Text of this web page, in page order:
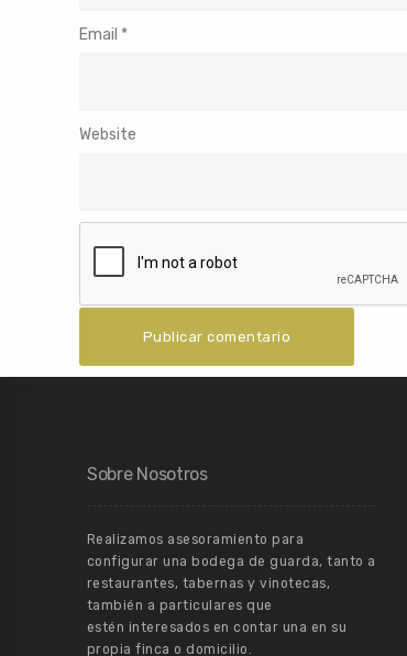
Email *
Website
Sobre Nosotros
Realizamos asesoramiento para
configurar una bodega de guarda, tanto a
restaurantes, tabernas y vinotecas,
también a particulares que
estén interesados en contar una en su
propia finca o domicilio.